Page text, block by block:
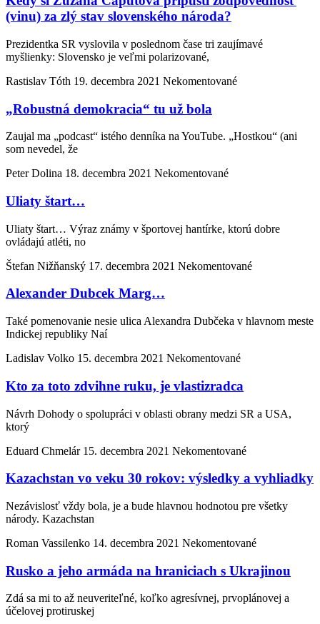
(vinu) za zlý stav slovenského národa?
Prezidentka SR vyslovila v poslednom čase tri zaujímavé
myšlienky: Slovensko je veľmi polarizované,
Rastislav Tóth 19. decembra 2021 Nekomentované
„Robustná demokracia“ tu už bola
Zaujal ma „podcast“ istého denníka na YouTube. „Hostkou“ (ani
som nevedel, že
Peter Dolina 18. decembra 2021 Nekomentované
Uliaty štart…
Uliaty štart… Výraz známy v športovej hantírke, ktorú dobre
ovládajú atléti, no
Štefan Nižňanský 17. decembra 2021 Nekomentované
Alexander Dubcek Marg…
Také pomenovanie nesie ulica Alexandra Dubčeka v hlavnom meste
Indickej republiky Naí
Ladislav Volko 15. decembra 2021 Nekomentované
Kto za toto zdvihne ruku, je vlastizradca
Návrh Dohody o spolupráci v oblasti obrany medzi SR a USA,
ktorý
Eduard Chmelár 15. decembra 2021 Nekomentované
Kazachstan vo veku 30 rokov: výsledky a vyhliadky
Nezávislosť vždy bola, je a bude hlavnou hodnotou pre všetky
národy. Kazachstan
Roman Vassilenko 14. decembra 2021 Nekomentované
Rusko a jeho armáda na hraniciach s Ukrajinou
Zdá sa mi to až neuveriteľné, koľko agresívnej, prvoplánovej a
účelovej protiruskej